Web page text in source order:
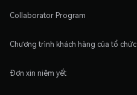
Collaborator Program
Chương trình khách hàng của tổ chức
Đơn xin niêm yết